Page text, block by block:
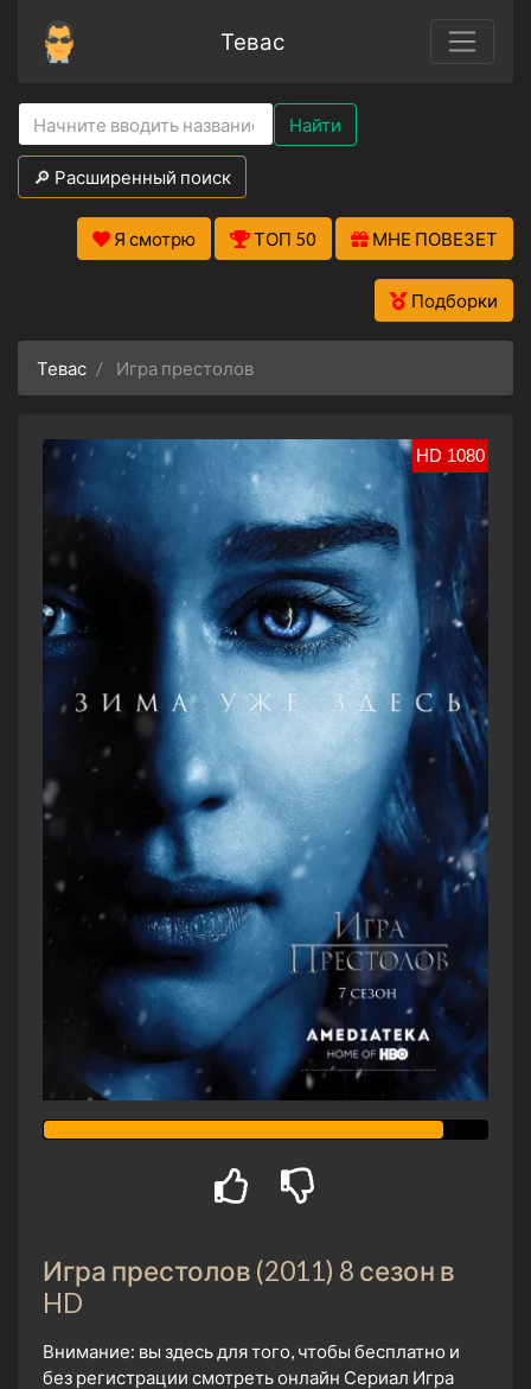
Тевас
Найти
🔎 Расширенный поиск
Я смотрю ТОП 50 МНЕ ПОВЕЗЕТ
Подборки
Тевас Игра престолов
HD 1080
Игра престолов (2011) 8 сезон в
HD
Внимание: вы здесь для того, чтобы бесплатно и
без регистрации смотреть онлайн Сериал Игра